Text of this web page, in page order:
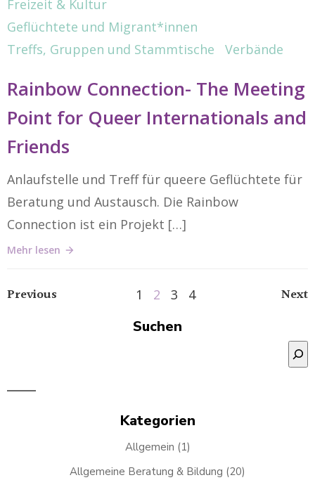
Freizeit & Kultur
Geflüchtete und Migrant*innen
Treffs, Gruppen und Stammtische
Verbände
Rainbow Connection- The Meeting
Point for Queer Internationals and
Friends
Anlaufstelle und Treff für queere Geflüchtete für
Beratung und Austausch. Die Rainbow
Connection ist ein Projekt […]
Mehr lesen
Posts
Previous
navigation
Page
1 Page
2 Page
3 Page
4 Next
Suchen
Kategorien
Allgemein (1)
Allgemeine Beratung & Bildung (20)